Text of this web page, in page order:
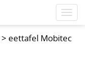
> eettafel Mobitec